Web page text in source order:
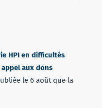
HPI en difficultés
aux dons
le 6 août que la